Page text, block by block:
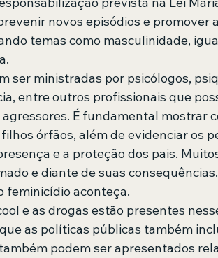
novos episódios e promover
temas como masculinidade,
ser ministradas por psicólogos,
entre outros profissionais que
É fundamental mostrar
órfãos, além de evidenciar os
e a proteção dos pais.
e diante de suas
feminicídio aconteça.
e as drogas estão presentes
as políticas públicas também
podem ser apresentados